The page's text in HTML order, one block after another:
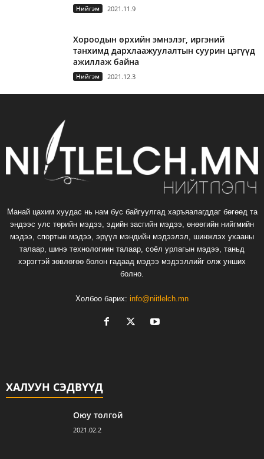
Нийгэм 2021.11.9
Хороодын өрхийн эмнэлэг, иргэний
танхимд дархлаажуулалтын суурин цэгүүд
ажиллаж байна
Нийгэм 2021.12.3
Манай цахим хуудас нь нам бус байгуулгад харъяалагддаг бөгөөд та
эндээс улс төрийн мэдээ, эдийн засгийн мэдээ, өнөөгийн нийгмийн
мэдээ, спортын мэдээ, эрүүл мэндийн мэдээлэл, шинжлэх ухааны
талаар, шинэ технологиин талаар, соёл урлагын мэдээ, таньд
хэрэгтэй зөвлөгөө болон гадаад мэдээ мэдээллийг олж унших
болно.
Холбоо барих: info@niitlelch.mn
ХАЛУУН СЭДВҮҮД
Оюу толгой
2021.02.2